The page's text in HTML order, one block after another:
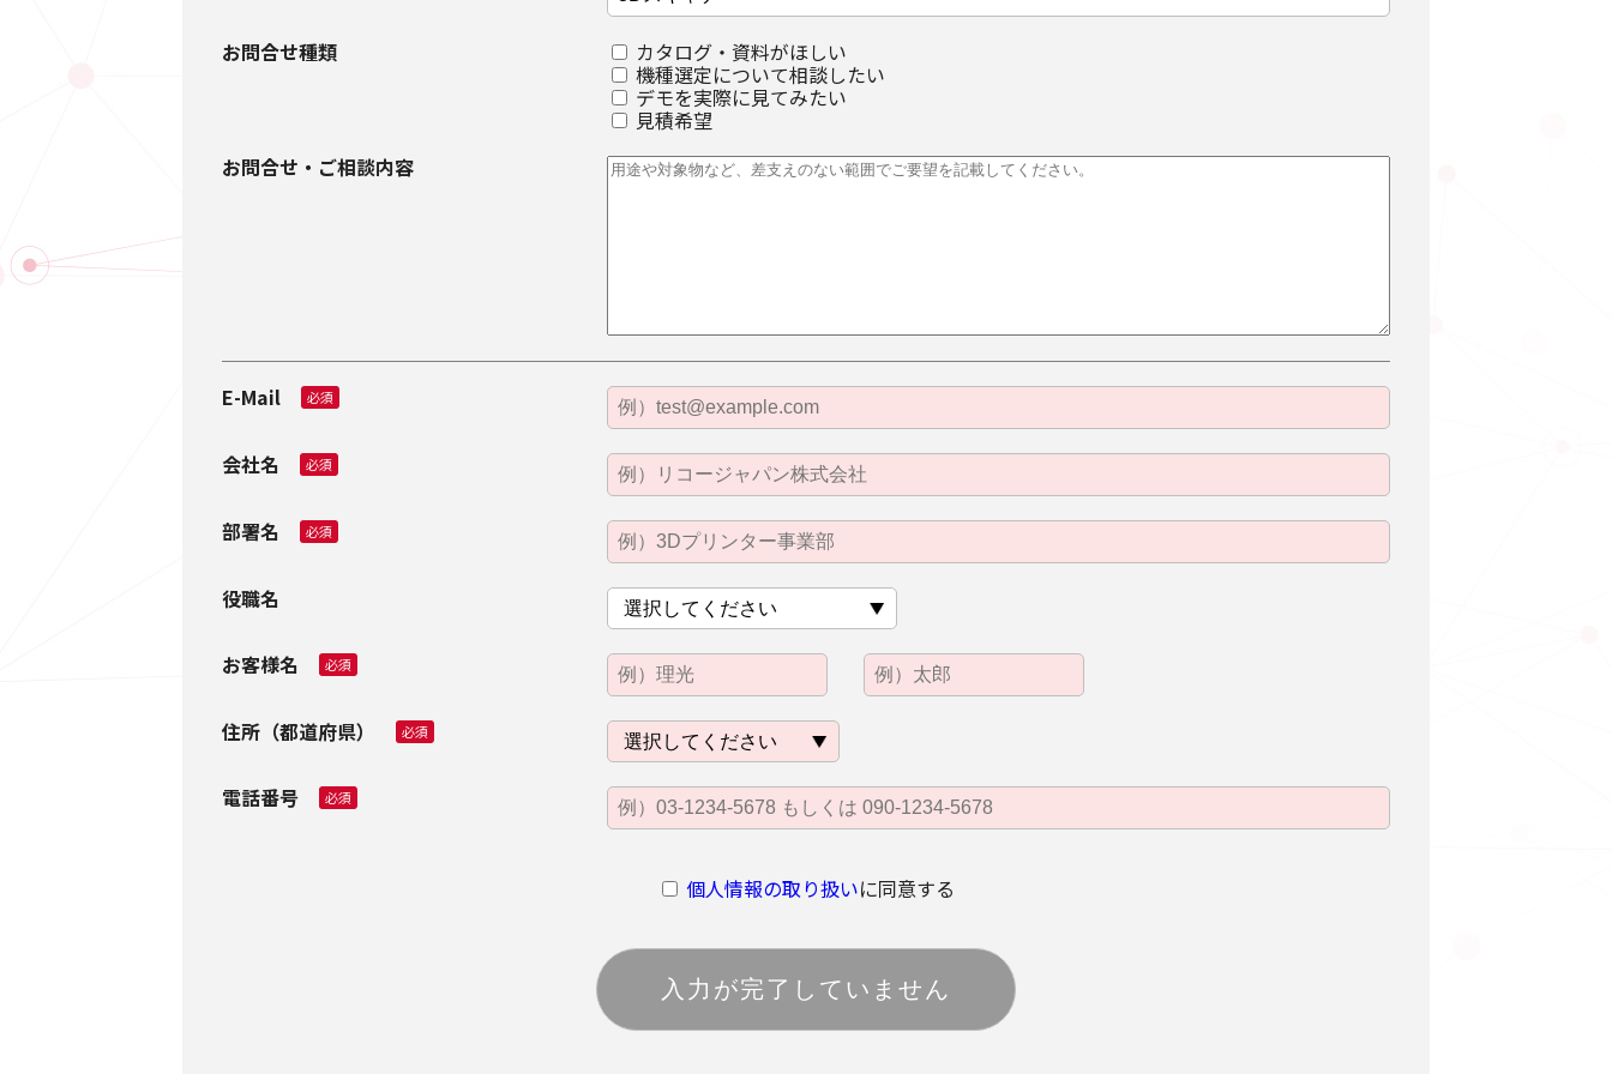
お問合せ種類 カタログ・資料がほしい
機種選定について相談したい
デモを実際に見てみたい
見積希望
お問合せ・ご相談内容
E-Mail 必須
会社名 必須
部署名 必須
役職名
お客様名 必須
住所（都道府県） 必須
電話番号 必須
個人情報の取り扱いに同意する